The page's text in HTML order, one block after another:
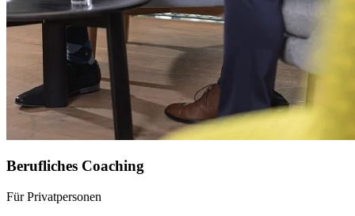
Berufliches Coaching
Für Privatpersonen